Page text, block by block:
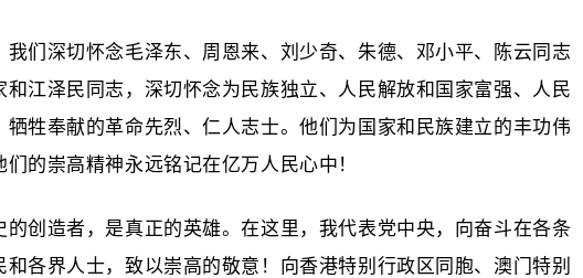
深切怀念毛泽东、周恩来、刘少奇、朱德、邓小平、陈云同志
和江泽民同志，深切怀念为民族独立、人民解放和国家富强、人民
牺牲奉献的革命先烈、仁人志士。他们为国家和民族建立的丰功伟
的崇高精神永远铭记在亿万人民心中！
造者，是真正的英雄。在这里，我代表党中央，向奋斗在各条
和各界人士，致以崇高的敬意！向香港特别行政区同胞、澳门特别